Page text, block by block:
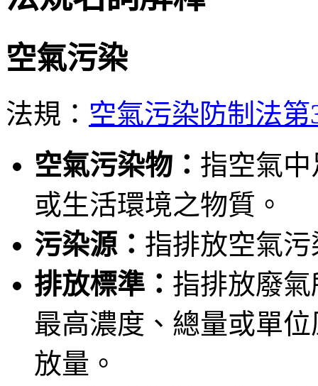
空氣污染
法規： 空氣污染防制法第
空氣污染物： 指空氣
或生活環境之物質。
污染源： 指排放空氣
排放標準： 指排放廢
最高濃度、總量或單
放量。